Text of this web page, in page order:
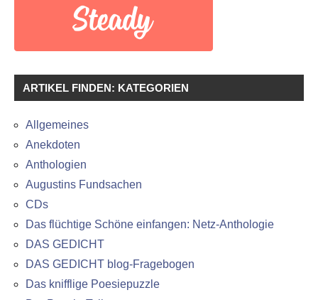
ARTIKEL FINDEN: KATEGORIEN
Allgemeines
Anekdoten
Anthologien
Augustins Fundsachen
CDs
Das flüchtige Schöne einfangen: Netz-Anthologie
DAS GEDICHT
DAS GEDICHT blog-Fragebogen
Das knifflige Poesiepuzzle